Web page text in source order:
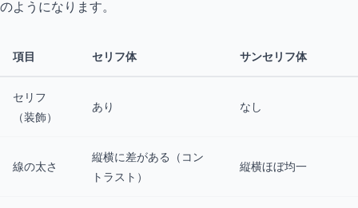
のようになります。
項目 セリフ体 サンセリフ体
セリフ
（装飾）
あり なし
線の太さ
縦横に差がある（コン
トラスト）
縦横ほぼ均一